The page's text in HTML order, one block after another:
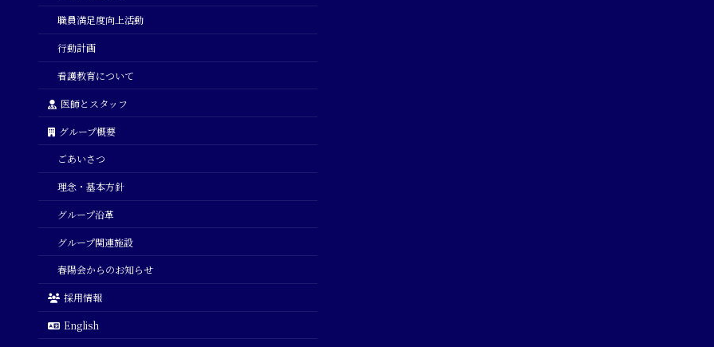
職員満足度向上活動
行動計画
看護教育について
医師とスタッフ
グループ概要
ごあいさつ
理念・基本方針
グループ沿革
グループ関連施設
春陽会からのお知らせ
採用情報
English